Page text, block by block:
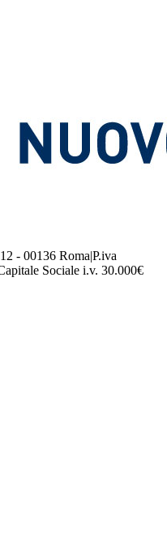
- 00136 Roma|P.iva
Sociale i.v. 30.000€